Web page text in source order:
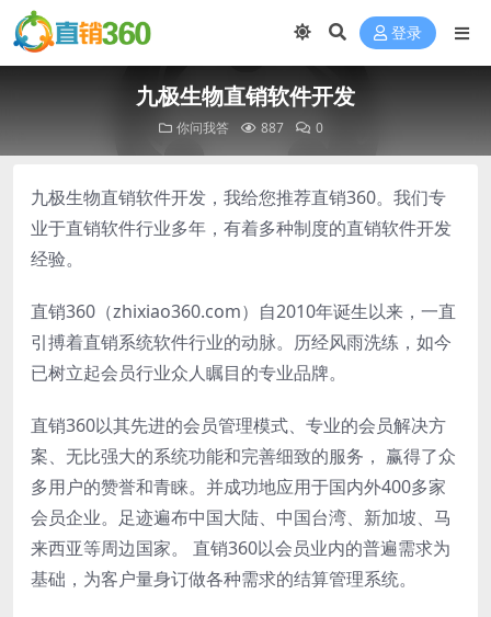
登录
九极生物直销软件开发
你问我答 887 0
九极生物直销软件开发，我给您推荐直销360。我们专
业于直销软件行业多年，有着多种制度的直销软件开发
经验。
直销360（zhixiao360.com）自2010年诞生以来，一直
引搏着直销系统软件行业的动脉。历经风雨洗练，如今
已树立起会员行业众人瞩目的专业品牌。
直销360以其先进的会员管理模式、专业的会员解决方
案、无比强大的系统功能和完善细致的服务， 赢得了众
多用户的赞誉和青睐。并成功地应用于国内外400多家
会员企业。足迹遍布中国大陆、中国台湾、新加坡、马
来西亚等周边国家。 直销360以会员业内的普遍需求为
基础，为客户量身订做各种需求的结算管理系统。